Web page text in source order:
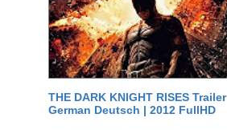
THE DARK KNIGHT RISES Trailer
German Deutsch | 2012 FullHD